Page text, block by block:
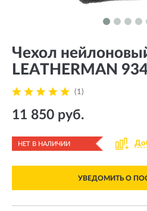
Чехол
LEATHERMAN
(1)
11 850 руб.
НЕТ В НАЛИЧИИ
УВЕДОМИТЬ О